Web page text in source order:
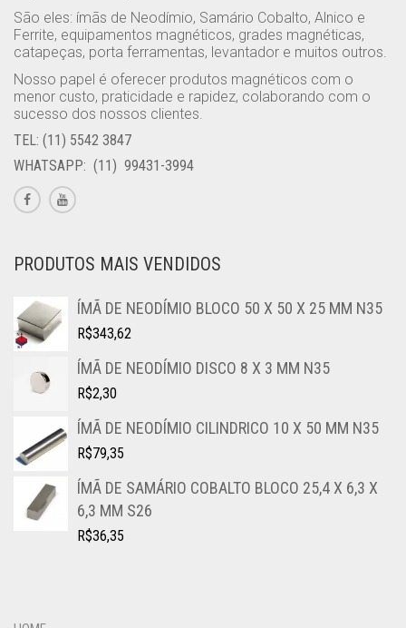
São eles: ímãs de Neodímio, Samário Cobalto, Alnico e
Ferrite, equipamentos magnéticos, grades magnéticas,
catapeças, porta ferramentas, levantador e muitos outros.
Nosso papel é oferecer produtos magnéticos com o
menor custo, praticidade e rapidez, colaborando com o
sucesso dos nossos clientes.
TEL: (11) 5542 3847
WHATSAPP: (11) 99431-3994
PRODUTOS MAIS VENDIDOS
ÍMÃ DE NEODÍMIO BLOCO 50 X 50 X 25 MM N35
R$343,62
ÍMÃ DE NEODÍMIO DISCO 8 X 3 MM N35
R$2,30
ÍMÃ DE NEODÍMIO CILINDRICO 10 X 50 MM N35
R$79,35
ÍMÃ DE SAMÁRIO COBALTO BLOCO 25,4 X 6,3 X
6,3 MM S26
R$36,35